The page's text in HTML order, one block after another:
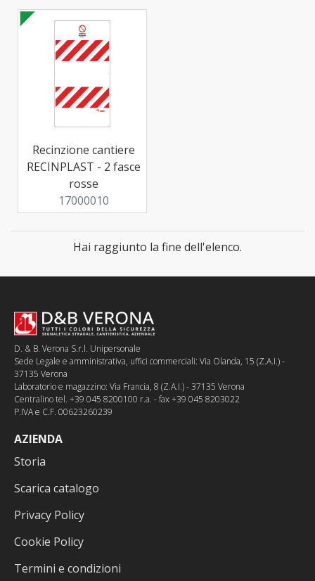
Recinzione cantiere
RECINPLAST - 2 fasce
rosse
17000010
Hai raggiunto la fine dell'elenco.
D. & B. Verona S.r.l. Unipersonale
Sede Legale e amministrativa, uffici commerciali: Via Olanda, 15 (Z.A.I.) -
37135 Verona
Laboratorio e magazzino: Via Francia, 8 (Z.A.I.) - 37135 Verona
Centralino tel. +39 045 8200100 r.a. - fax +39 045 8203022
P.IVA e C.F. 00623260239
AZIENDA
Storia
Scarica catalogo
Privacy Policy
Cookie Policy
Termini e condizioni